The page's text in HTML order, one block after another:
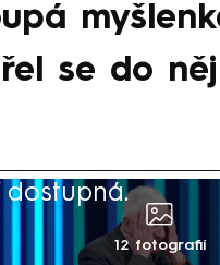
se do něj
12 fotografií